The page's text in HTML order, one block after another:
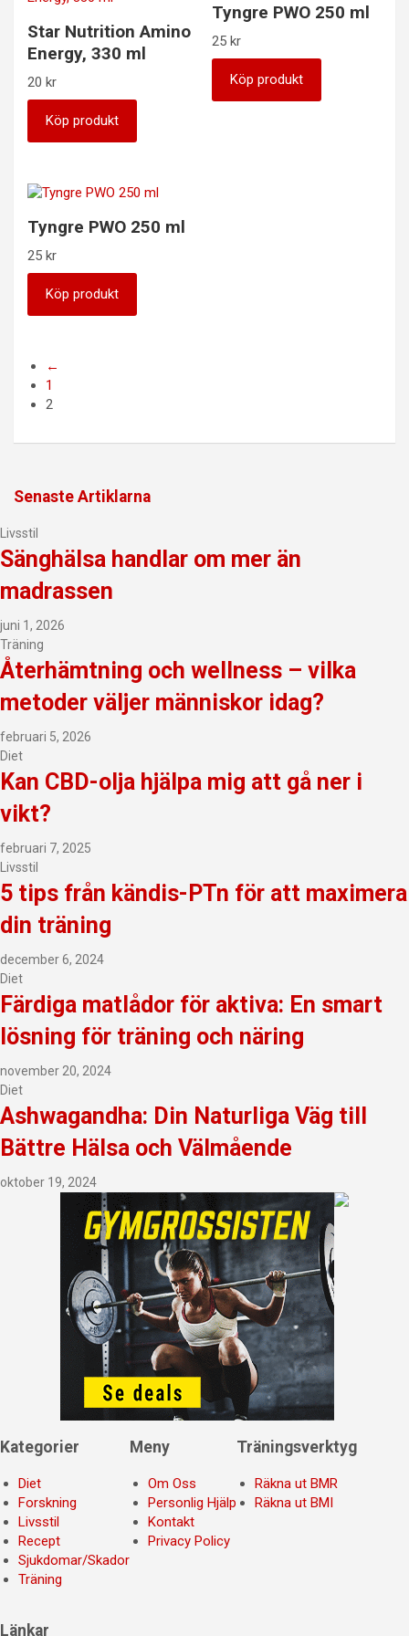
Star Nutrition Amino
Energy, 330 ml
20 kr
Köp produkt
Tyngre PWO 250 ml
25 kr
Köp produkt
Tyngre PWO 250 ml
25 kr
Köp produkt
←
1
2
Senaste Artiklarna
Livsstil
Sänghälsa handlar om mer än
madrassen
juni 1, 2026
Träning
Återhämtning och wellness – vilka
metoder väljer människor idag?
februari 5, 2026
Diet
Kan CBD-olja hjälpa mig att gå ner i
vikt?
februari 7, 2025
Livsstil
5 tips från kändis-PTn för att maximera
din träning
december 6, 2024
Diet
Färdiga matlådor för aktiva: En smart
lösning för träning och näring
november 20, 2024
Diet
Ashwagandha: Din Naturliga Väg till
Bättre Hälsa och Välmående
oktober 19, 2024
Kategorier
Diet
Forskning
Livsstil
Recept
Sjukdomar/Skador
Träning
Meny
Om Oss
Personlig Hjälp
Kontakt
Privacy Policy
Träningsverktyg
Räkna ut BMR
Räkna ut BMI
Länkar